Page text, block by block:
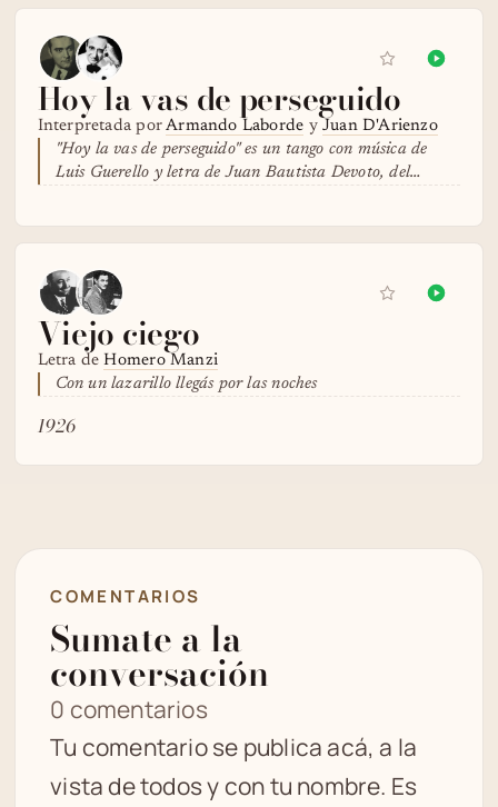
Hoy la vas de perseguido
Interpretada porArmando Laborde y Juan D'Arienzo
"Hoy la vas de perseguido" es un tango con música de
Luis Guerello y letra de Juan Bautista Devoto, del…
Viejo ciego
Letra deHomero Manzi
Con un lazarillo llegás por las noches
1926
COMENTARIOS
Sumate a la
conversación
0 comentarios
Tu comentario se publica acá, a la
vista de todos y con tu nombre. Es